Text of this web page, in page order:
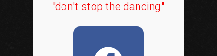
"don't stop the dancing"